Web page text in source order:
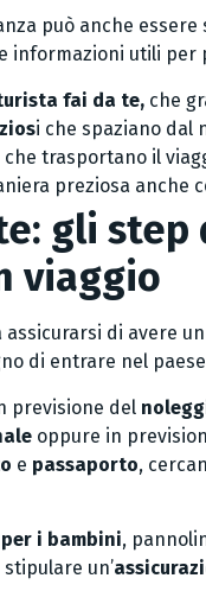
può anche
informazioni utili per
fai da te, che
i che spaziano dal
che trasportano il
preziosa anche
gli step
viaggio
di avere un
di entrare nel
previsione del
oppure in
e passaporto,
i bambini,
un’